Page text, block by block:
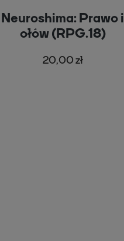
Neuroshima: Prawo i
ołów (RPG.18)
20,00 zł